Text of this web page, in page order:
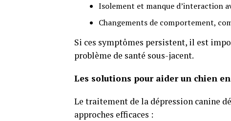
Isolement et manque d’interaction
Changements de comportement,
Si ces symptômes persistent, il est
problème de santé sous-jacent.
Les solutions pour aider un chien
Le traitement de la dépression canine
approches efficaces :